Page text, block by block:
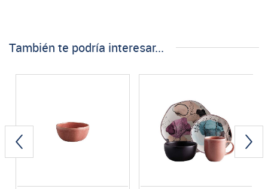
También te podría interesar...